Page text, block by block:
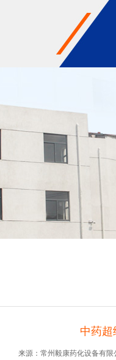
中药超
来源： 常州毅康药化设备有限